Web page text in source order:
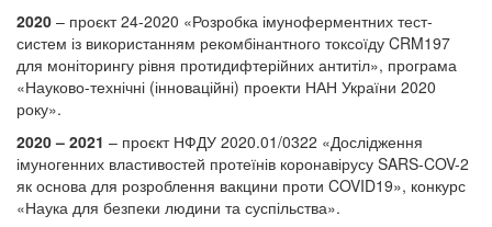
2020 – проєкт 24-2020 «Розробка імуноферментних тест-
систем із використанням рекомбінантного токсоїду CRM197
для моніторингу рівня протидифтерійних антитіл», програма
«Науково-технічні (інноваційні) проекти НАН України 2020
року».
2020 – 2021 – проєкт НФДУ 2020.01/0322 «Дослідження
імуногенних властивостей протеїнів коронавірусу SARS-COV-2
як основа для розроблення вакцини проти COVID19», конкурс
«Наука для безпеки людини та суспільства».